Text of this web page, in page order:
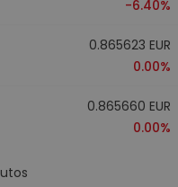
-6.40%
0.865623 EUR
0.00%
0.865660 EUR
0.00%